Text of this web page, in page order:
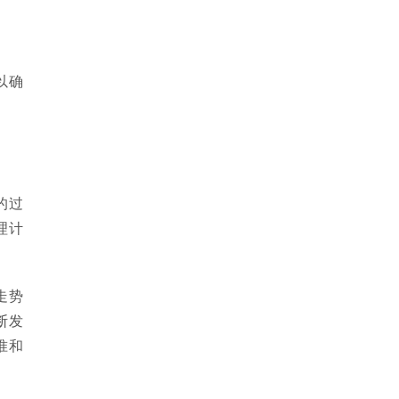
确
过
计
势
发
和